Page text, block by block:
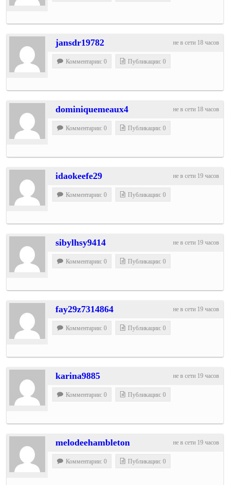
не в сети 18 часов
jansdr19782
Комментарии: 0 Публикации: 0
не в сети 18 часов
dominiquemeaux4
Комментарии: 0 Публикации: 0
не в сети 19 часов
idaokeefe29
Комментарии: 0 Публикации: 0
не в сети 19 часов
sibylhsy9414
Комментарии: 0 Публикации: 0
не в сети 19 часов
fay29z7314864
Комментарии: 0 Публикации: 0
не в сети 19 часов
karina9885
Комментарии: 0 Публикации: 0
не в сети 19 часов
melodeehambleton
Комментарии: 0 Публикации: 0